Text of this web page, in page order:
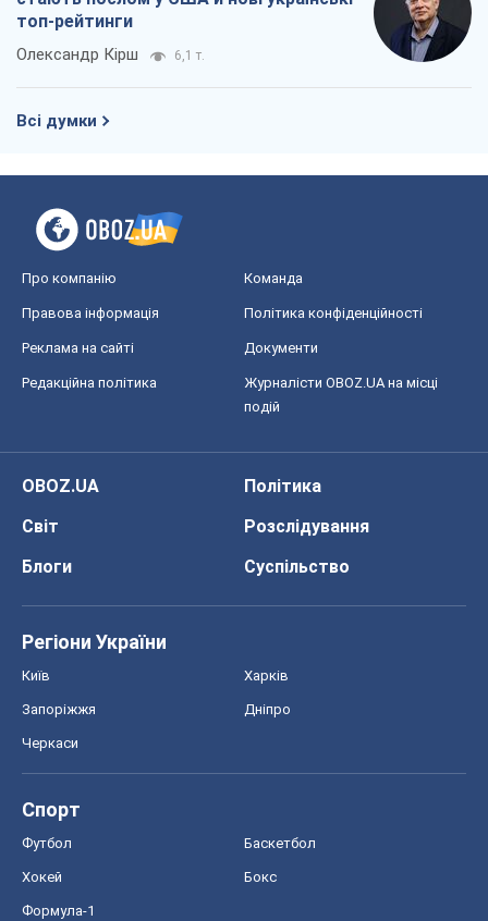
топ-рейтинги
Олександр Кірш 6,1 т.
Всі думки
Про компанію Команда
Правова інформація Політика конфіденційності
Реклама на сайті Документи
Редакційна політика
Журналісти OBOZ.UA на місці
подій
OBOZ.UA
Політика
Світ
Розслідування
Блоги
Суспільство
Регіони України
Київ Харків
Запоріжжя Дніпро
Черкаси
Спорт
Футбол Баскетбол
Хокей Бокс
Формула-1